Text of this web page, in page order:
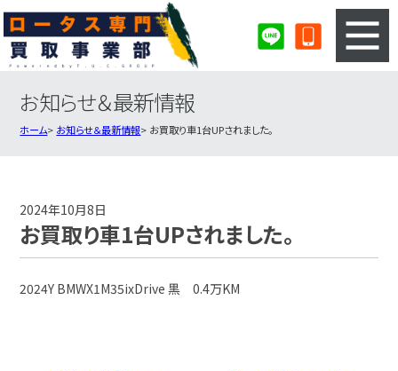
3ステップのカンタン査定
ロータス買取実績
お知らせ＆最新情報
ホーム お知らせ＆最新情報 お買取り車1台UPされました。
2024年10月8日
お買取り車1台UPされました。
2024Y BMWX1M35ixDrive 黒 0.4万KM